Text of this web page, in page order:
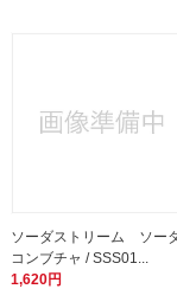
ソーダストリーム ソー
コンブチャ / SSS01...
1,620円